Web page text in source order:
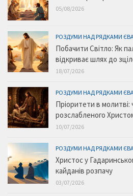
05/08/2026
РОЗДУМИ НАД РЯДКАМИ
Побачити Світло: Як
відкриває шлях до
18/07/2026
РОЗДУМИ НАД РЯДКАМИ
Пріоритети в молитві:
розслабленого
10/07/2026
РОЗДУМИ НАД РЯДКАМИ
Христос у
кайданів розпачу
03/07/2026